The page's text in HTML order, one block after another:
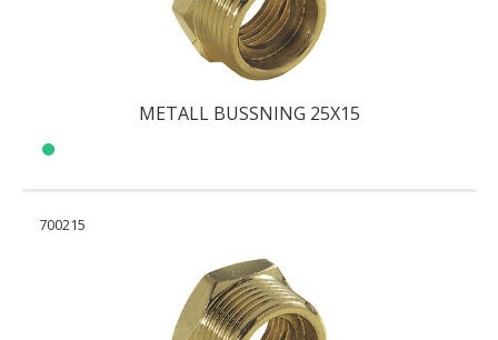
METALL BUSSNING 25X15
700215